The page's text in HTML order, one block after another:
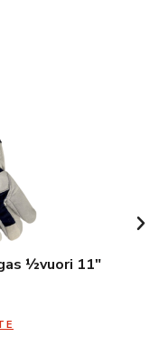
½vuori 11″